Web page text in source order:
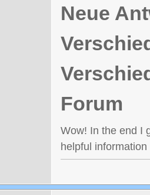
Neue
Forum
Wow! In the end I
helpful